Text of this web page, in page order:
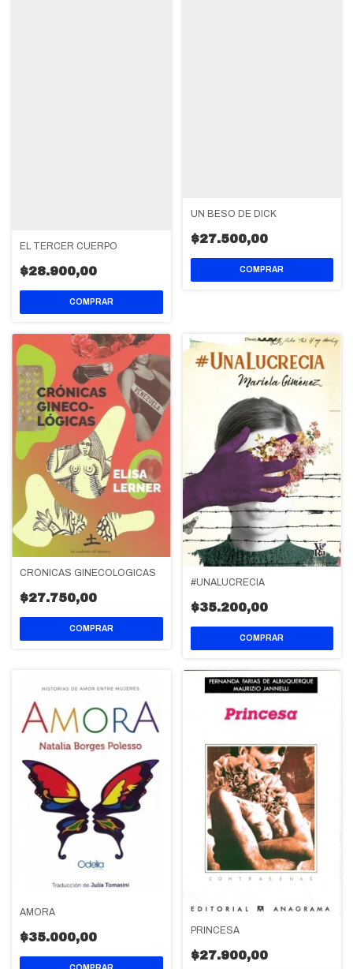
EL TERCER CUERPO
$28.900,00
UN BESO DE DICK
$27.500,00
CRÓNICAS GINECOLÓGICAS
$27.750,00
#UNALUCRECIA
$35.200,00
AMORA
$35.000,00
PRINCESA
$27.900,00